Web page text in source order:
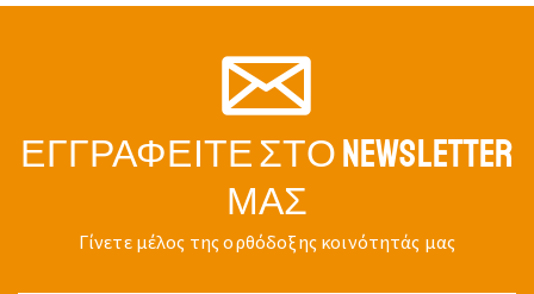
ΕΓΓΡΑΦΕΊΤΕ ΣΤΟ NEWSLETTER
ΜΑΣ
Γίνετε μέλος της ορθόδοξης κοινότητάς μας